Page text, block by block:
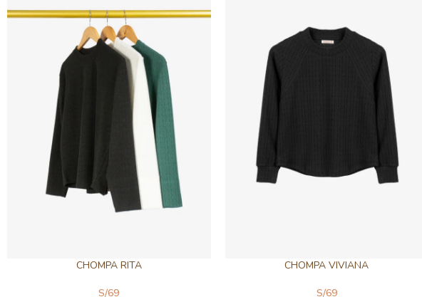
CHOMPA RITA
S/69
CHOMPA VIVIANA
S/69